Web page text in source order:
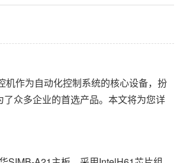
作为自动化控制系统的核心设备，扮
众多企业的首选产品。本文将为您详